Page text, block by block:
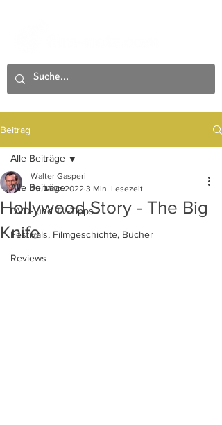
Beitrag
Alle Beiträge
DVD- und TV-Tipps
Festivals, Filmgeschichte, Bücher
Reviews
Alle Beiträge
Hollywood Story - The Big
Knife
Walter Gasperi
29. März 2022 3 Min. Lesezeit